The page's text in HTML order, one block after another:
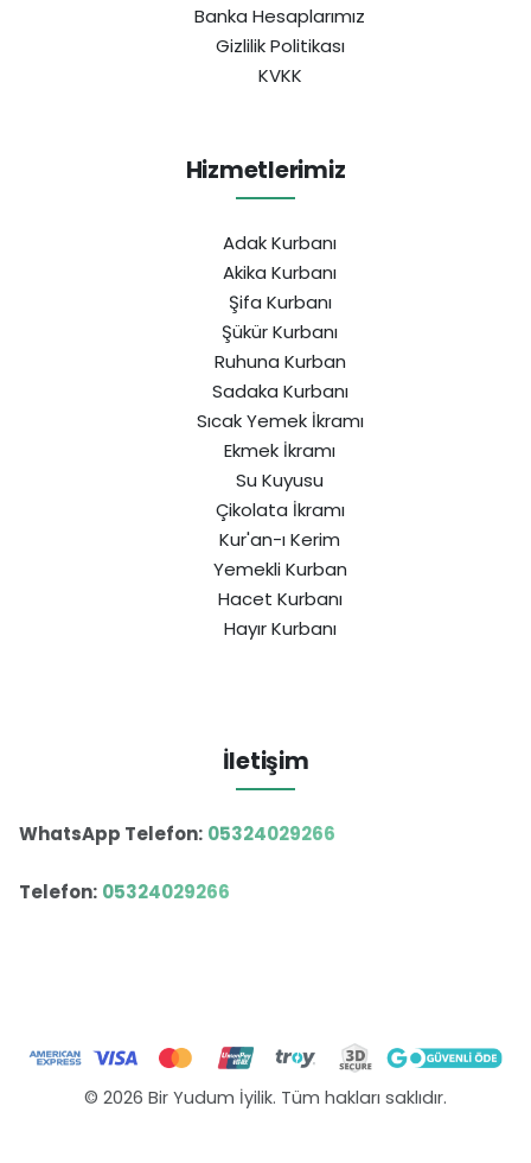
Banka Hesaplarımız
Gizlilik Politikası
KVKK
Hizmetlerimiz
Adak Kurbanı
Akika Kurbanı
Şifa Kurbanı
Şükür Kurbanı
Ruhuna Kurban
Sadaka Kurbanı
Sıcak Yemek İkramı
Ekmek İkramı
Su Kuyusu
Çikolata İkramı
Kur'an-ı Kerim
Yemekli Kurban
Hacet Kurbanı
Hayır Kurbanı
İletişim
WhatsApp Telefon: 05324029266
Telefon: 05324029266
© 2026 Bir Yudum İyilik. Tüm hakları saklıdır.